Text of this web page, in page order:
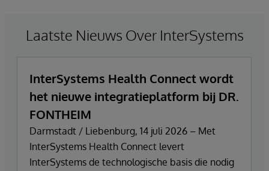
Laatste Nieuws Over InterSystems
InterSystems Health Connect wordt
het nieuwe integratieplatform bij DR.
FONTHEIM
Darmstadt / Liebenburg, 14 juli 2026 – Met
InterSystems Health Connect levert
InterSystems de technologische basis die nodig